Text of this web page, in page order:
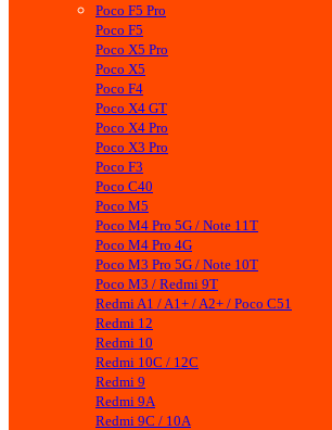
Poco F5 Pro
Poco F5
Poco X5 Pro
Poco X5
Poco F4
Poco X4 GT
Poco X4 Pro
Poco X3 Pro
Poco F3
Poco C40
Poco M5
Poco M4 Pro 5G / Note 11T
Poco M4 Pro 4G
Poco M3 Pro 5G / Note 10T
Poco M3 / Redmi 9T
Redmi A1 / A1+ / A2+ / Poco C51
Redmi 12
Redmi 10
Redmi 10C / 12C
Redmi 9
Redmi 9A
Redmi 9C / 10A